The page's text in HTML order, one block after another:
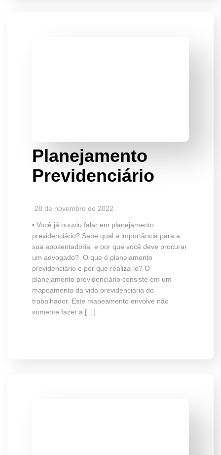
Planejamento
Previdenciário
28 de novembro de 2022
▪️ Você já ouuviu falar em planejamento
previdenciário? Sabe qual a importância para a
sua aposentadoria e por que você deve procurar
um advogado? O que é planejamento
previdenciário e por que realiza-lo? O
planejamento previdenciário consiste em um
mapeamento da vida previdenciária do
trabalhador. Este mapeamento envolve não
somente fazer a […]